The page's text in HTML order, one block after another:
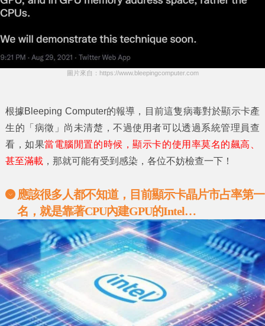
圖片來自：https://www.bleepingcomputer.com
根據Bleeping Computer的報導，目前這隻病毒對於顯示卡產
生的「病徵」尚未清楚，不過使用者可以透過系統管理員查
看，如果當電腦閒置的時候，顯示卡的使用率莫名的飆高、
甚至滿載，那就可能有受到感染，各位不妨檢查一下！
應該很多人都不知道， 目前顯示卡晶片市占率第一
名 ， 就是靠著CPU內建GPU的Intel…